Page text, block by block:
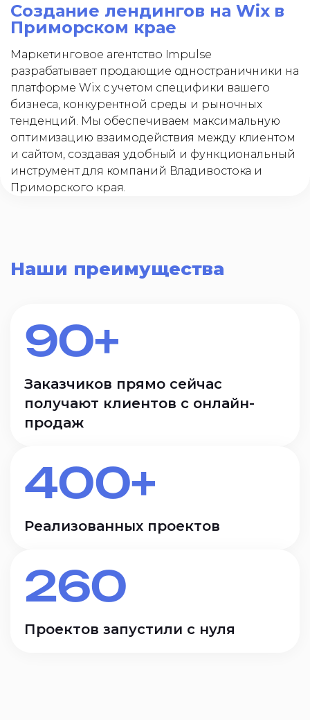
Создание лендингов на Wix в
Приморском крае
Маркетинговое агентство Impulse
разрабатывает продающие одностраничники на
платформе Wix с учетом специфики вашего
бизнеса, конкурентной среды и рыночных
тенденций. Мы обеспечиваем максимальную
оптимизацию взаимодействия между клиентом
и сайтом, создавая удобный и функциональный
инструмент для компаний Владивостока и
Приморского края.
Наши преимущества
90+
Заказчиков прямо сейчас
получают клиентов с онлайн-
продаж
400+
Реализованных проектов
260
Проектов запустили с нуля